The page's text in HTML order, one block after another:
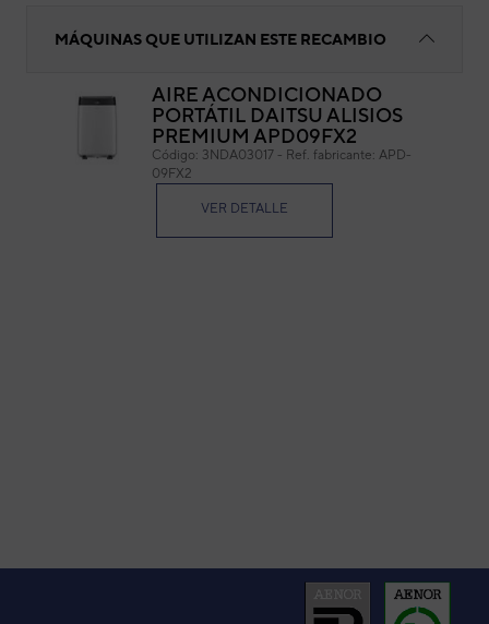
MÁQUINAS QUE UTILIZAN ESTE RECAMBIO
AIRE ACONDICIONADO
PORTÁTIL DAITSU ALISIOS
PREMIUM APD09FX2
Código: 3NDA03017 - Ref. fabricante: APD-
09FX2
VER DETALLE